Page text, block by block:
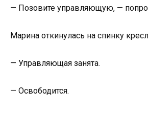
— Позовите управляющую, —
Марина откинулась на спинку
— Управляющая занята.
— Освободится.